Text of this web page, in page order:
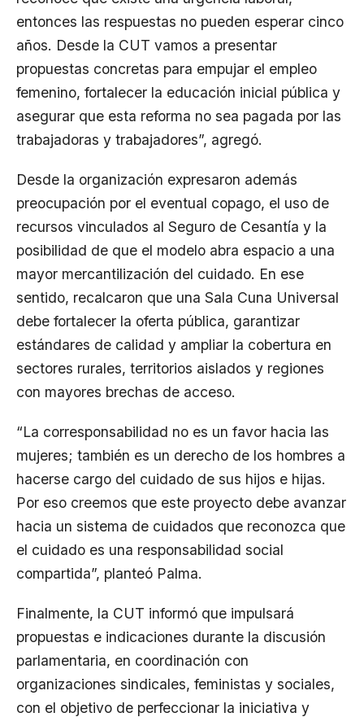
entonces las respuestas no pueden esperar cinco
años. Desde la CUT vamos a presentar
propuestas concretas para empujar el empleo
femenino, fortalecer la educación inicial pública y
asegurar que esta reforma no sea pagada por las
trabajadoras y trabajadores”, agregó.
Desde la organización expresaron además
preocupación por el eventual copago, el uso de
recursos vinculados al Seguro de Cesantía y la
posibilidad de que el modelo abra espacio a una
mayor mercantilización del cuidado. En ese
sentido, recalcaron que una Sala Cuna Universal
debe fortalecer la oferta pública, garantizar
estándares de calidad y ampliar la cobertura en
sectores rurales, territorios aislados y regiones
con mayores brechas de acceso.
“La corresponsabilidad no es un favor hacia las
mujeres; también es un derecho de los hombres a
hacerse cargo del cuidado de sus hijos e hijas.
Por eso creemos que este proyecto debe avanzar
hacia un sistema de cuidados que reconozca que
el cuidado es una responsabilidad social
compartida”, planteó Palma.
Finalmente, la CUT informó que impulsará
propuestas e indicaciones durante la discusión
parlamentaria, en coordinación con
organizaciones sindicales, feministas y sociales,
con el objetivo de perfeccionar la iniciativa y